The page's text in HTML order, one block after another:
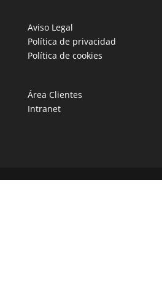
Aviso Legal
Política de privacidad
Política de cookies
Área Clientes
Intranet